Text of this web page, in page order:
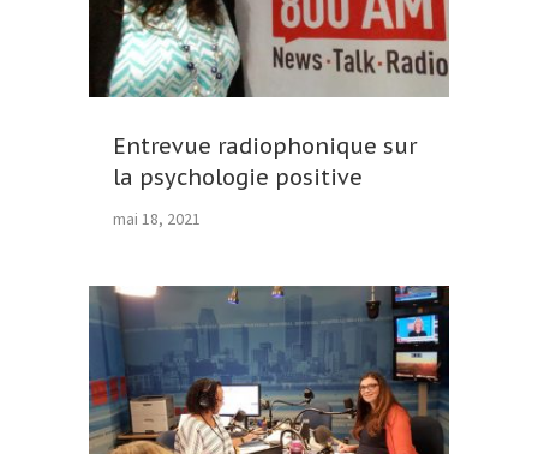
Entrevue radiophonique sur
la psychologie positive
mai 18, 2021